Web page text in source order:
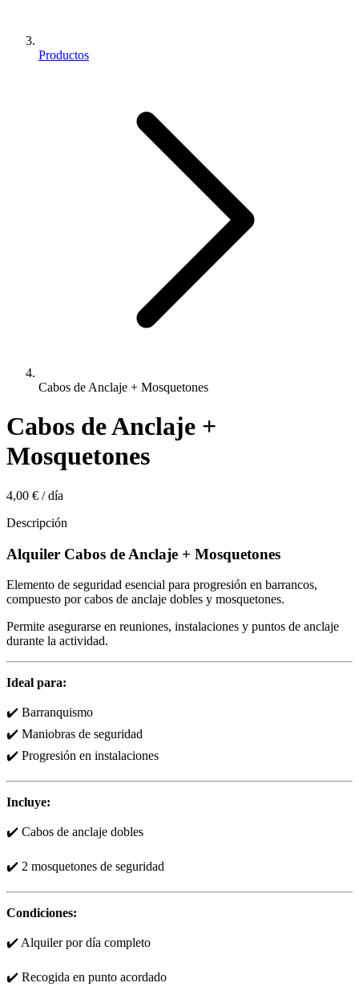
Productos
Cabos de Anclaje + Mosquetones
Cabos de Anclaje +
Mosquetones
4,00 € /día
Descripción
Alquiler Cabos de Anclaje + Mosquetones
Elemento de seguridad esencial para progresión en barrancos,
compuesto por cabos de anclaje dobles y mosquetones.
Permite asegurarse en reuniones, instalaciones y puntos de anclaje
durante la actividad.
Ideal para:
✔️ Barranquismo
✔️ Maniobras de seguridad
✔️ Progresión en instalaciones
Incluye:
✔️ Cabos de anclaje dobles
✔️ 2 mosquetones de seguridad
Condiciones:
✔️ Alquiler por día completo
✔️ Recogida en punto acordado